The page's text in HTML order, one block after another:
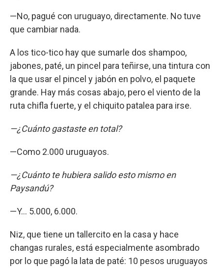
—No, pagué con uruguayo, directamente. No tuve
que cambiar nada.
A los tico-tico hay que sumarle dos shampoo,
jabones, paté, un pincel para teñirse, una tintura con
la que usar el pincel y jabón en polvo, el paquete
grande. Hay más cosas abajo, pero el viento de la
ruta chifla fuerte, y el chiquito patalea para irse.
—¿Cuánto gastaste en total?
—Como 2.000 uruguayos.
—¿Cuánto te hubiera salido esto mismo en
Paysandú?
—Y... 5.000, 6.000.
Niz, que tiene un tallercito en la casa y hace
changas rurales, está especialmente asombrado
por lo que pagó la lata de paté: 10 pesos uruguayos